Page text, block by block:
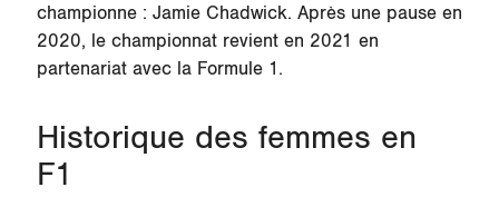
championne : Jamie Chadwick. Après une pause en
2020, le championnat revient en 2021 en
partenariat avec la Formule 1.
Historique des femmes en
F1